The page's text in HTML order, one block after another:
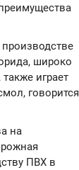
широко
играет
говорится
на
ПВХ в